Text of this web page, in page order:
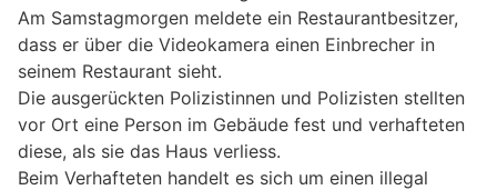
Am Samstagmorgen meldete ein Restaurantbesitzer,
dass er über die Videokamera einen Einbrecher in
seinem Restaurant sieht.
Die ausgerückten Polizistinnen und Polizisten stellten
vor Ort eine Person im Gebäude fest und verhafteten
diese, als sie das Haus verliess.
Beim Verhafteten handelt es sich um einen illegal